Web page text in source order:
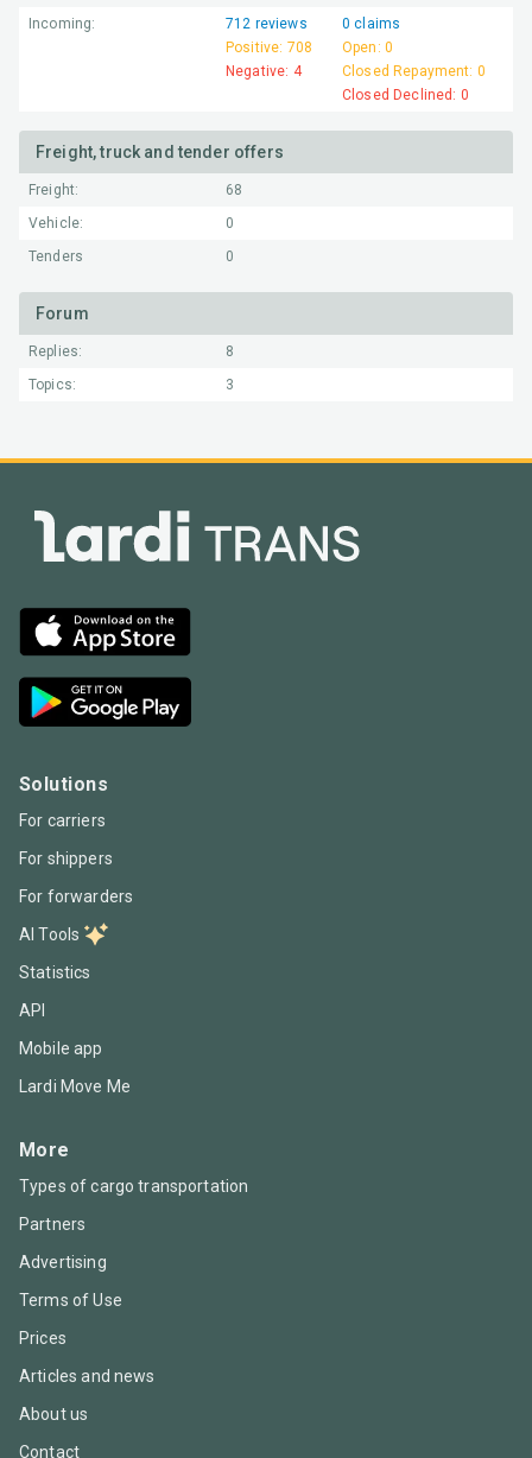
Incoming:
712 reviews
Positive: 708
Negative: 4
0 claims
Open: 0
Closed Repayment: 0
Closed Declined: 0
Freight, truck and tender offers
Freight:
68
Vehicle:
0
Tenders
0
Forum
Replies:
8
Topics:
3
Solutions
For carriers
For shippers
For forwarders
AI Tools
Statistics
API
Mobile app
Lardi Move Me
More
Types of cargo transportation
Partners
Advertising
Terms of Use
Prices
Articles and news
About us
Contact